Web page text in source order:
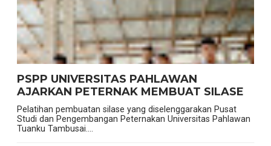
PSPP UNIVERSITAS PAHLAWAN
AJARKAN PETERNAK MEMBUAT SILASE
Pelatihan pembuatan silase yang diselenggarakan Pusat
Studi dan Pengembangan Peternakan Universitas Pahlawan
Tuanku Tambusai....